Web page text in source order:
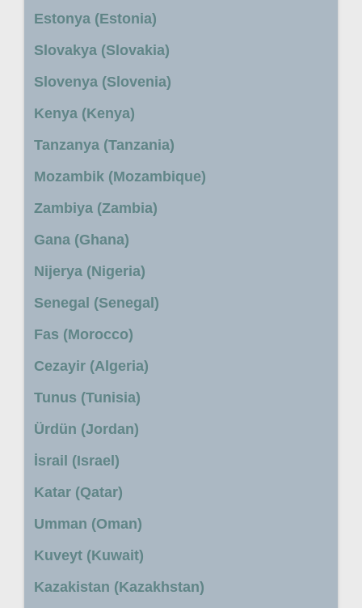
Estonya (Estonia)
Slovakya (Slovakia)
Slovenya (Slovenia)
Kenya (Kenya)
Tanzanya (Tanzania)
Mozambik (Mozambique)
Zambiya (Zambia)
Gana (Ghana)
Nijerya (Nigeria)
Senegal (Senegal)
Fas (Morocco)
Cezayir (Algeria)
Tunus (Tunisia)
Ürdün (Jordan)
İsrail (Israel)
Katar (Qatar)
Umman (Oman)
Kuveyt (Kuwait)
Kazakistan (Kazakhstan)